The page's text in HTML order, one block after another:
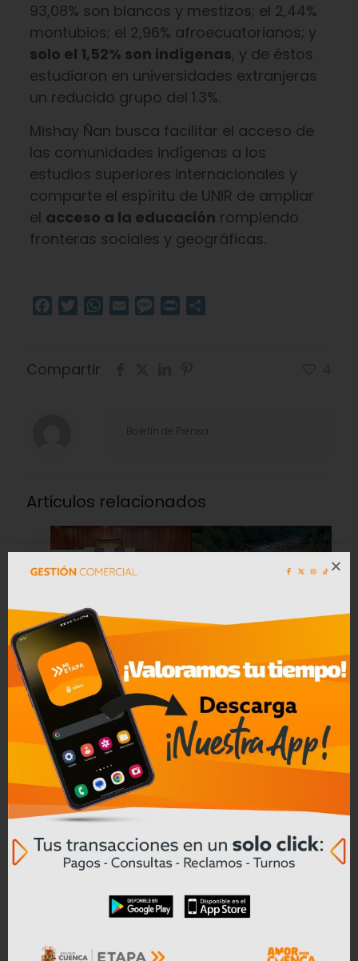
93,08% son blancos y mestizos; el 2,44%
montubios; el 2,96% afroecuatorianos; y
solo el 1,52% son indígenas, y de éstos
estudiaron en universidades extranjeras
un reducido grupo del 1.3%.
Mishay Ñan busca facilitar el acceso de
las comunidades indígenas a los
estudios superiores internacionales y
comparte el espíritu de UNIR de ampliar
el acceso a la educación rompiendo
fronteras sociales y geográficas.
Facebook
TwitterWhatsApp
Email Message
Print
Compartir
Boletín de Prensa
Articulos relacionados
CELEC EP y Universidad de Cuenca
suscribieron convenio de modelo de
monitoreo hidro-isotópico
Leer mas